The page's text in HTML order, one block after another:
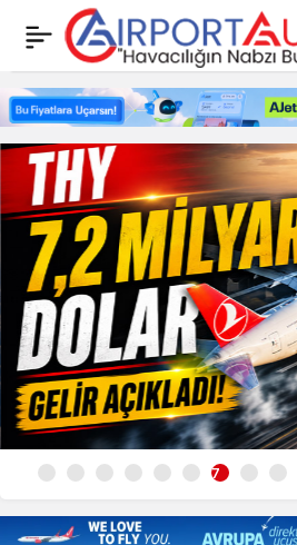
Havacılık
Haberleri
ve
Savunma
Haberleri
|
Airport
Gündem
7